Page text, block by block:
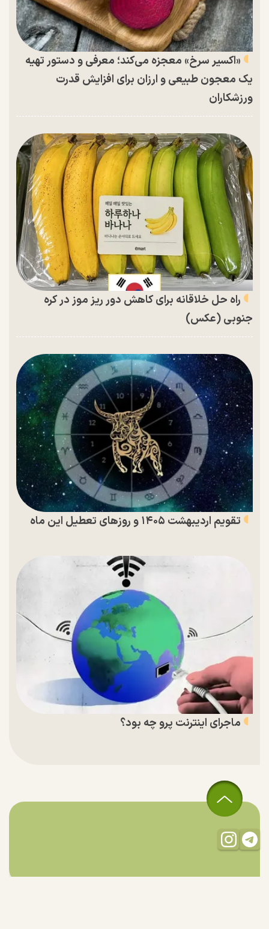
«اکسیر سرخ» معجزه می‌کند؛ معرفی و دستور تهیه
یک معجون طبیعی و ارزان برای افزایش قدرت
ورزشکاران
راه حل خلاقانه برای کاهش دور ریز موز در کره
جنوبی (عکس)
تقویم اردیبهشت ۱۴۰۵ و روز‌های تعطیل این ماه
ماجرای اینترنت پرو چه بود؟